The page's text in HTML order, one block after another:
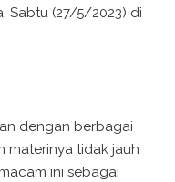
Sabtu (27/5/2023) di
dengan berbagai
materinya tidak jauh
ini sebagai